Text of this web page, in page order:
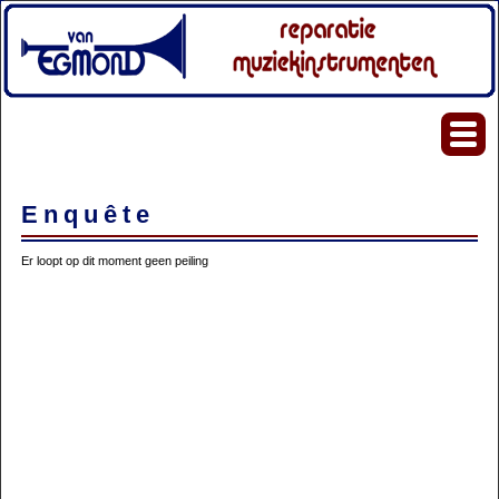
Enquête
Er loopt op dit moment geen peiling